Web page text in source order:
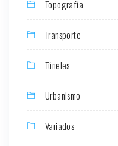
Topografía
Transporte
Túneles
Urbanismo
Variados